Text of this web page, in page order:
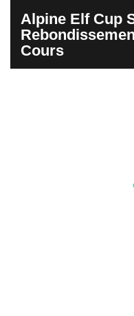
Alpine Elf Cup
Cours